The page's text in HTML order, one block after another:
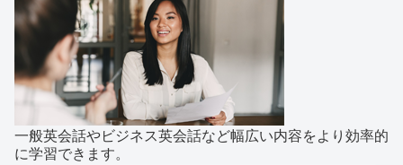
一般英会話やビジネス英会話など幅広い内容をより効率的
に学習できます。